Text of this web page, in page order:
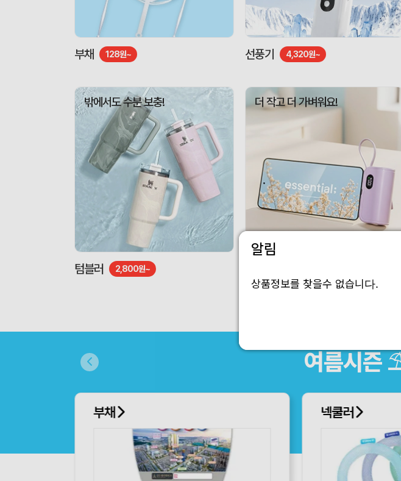
부채 128원~ 선풍기 4,320원~
밖에서도 수분 보충!
텀블러 2,800원~
더 작고 더 가벼워요!
여름시즌⛱
부채 넥쿨러
알림
상품정보를 찾을수 없습니다.